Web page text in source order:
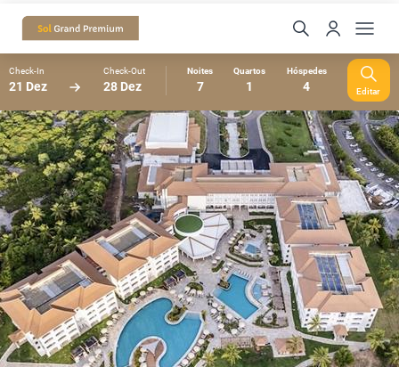
Check-In
21 Dez
Check-Out
28 Dez
Noites
7
Quartos
1
Hóspedes
4 Editar